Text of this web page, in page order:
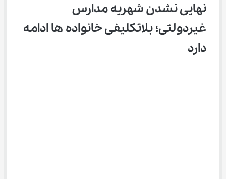
نهایی نشدن شهریه مدارس
غیردولتی؛ بلاتکلیفی خانواده ها ادامه
دارد